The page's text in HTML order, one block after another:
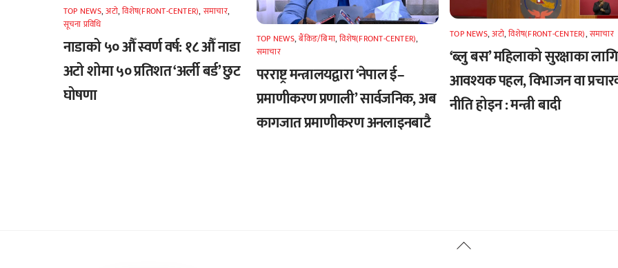
TOP NEWS,अटाे,विशेष(FRONT-CENTER), समाचार,
सूचना प्रविधि
नाडाको ५० औँ स्वर्ण वर्ष: १८ औँ नाडा
अटो शोमा ५० प्रतिशत ‘अर्ली बर्ड’ छुट
घोषणा
TOP NEWS,बैंकिङ/बिमा,विशेष(FRONT-CENTER),
समाचार
परराष्ट्र मन्त्रालयद्वारा ‘नेपाल ई–
प्रमाणीकरण प्रणाली’ सार्वजनिक, अब
कागजात प्रमाणीकरण अनलाइनबाटै
TOP NEWS,अटाे,विशेष(FRONT-CENTER),समाचार
‘ब्लु बस’ महिलाको सुरक्षाका लागि
आवश्यक पहल, विभाजन वा
नीति होइन : मन्त्री बादी
Back